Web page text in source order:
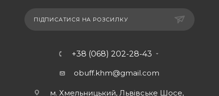
ПІДПИСАТИСЯ НА РОЗСИЛКУ
+38 (068) 202-28-43
obuff.khm@gmail.com
м. Хмельницький, Львівське Шосе,